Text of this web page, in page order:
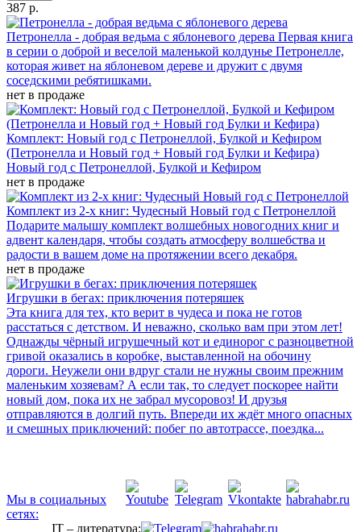
387 р.
Петронелла - добрая ведьма с яблоневого дерева Первая книга
в серии о доброй и веселой маленькой колдунье Петронелле,
которая живет на яблоневом дереве и дружит с двумя
соседскими ребятишками.
нет в продаже
Комплект: Новый год с Петронеллой, Булкой и Кефиром
(Петронелла и Новый год + Новый год Булки и Кефира)
Новый год с Петронеллой, Булкой и Кефиром
нет в продаже
Комплект из 2-х книг: Чудесный Новый год с Петронеллой
Подарите малышу комплект волшебных новогодних книг и
адвент календаря, чтобы создать атмосферу волшебства и
радости в вашем доме на протяжении всего декабря.
нет в продаже
Игрушки в бегах: приключения потеряшек
Эта книга для тех, кто верит в чудеса и пока не готов
расстаться с детством. И неважно, сколько вам при этом лет!
Однажды чёрный игрушечный кот и единорог с разноцветной
гривой оказались в коробке, выставленной на обочину
дороги. Неужели они вдруг стали не нужны своим прежним
маленьким хозяевам? А если так, то следует поскорее найти
новый дом, пока их не забрал мусоровоз! И друзья
отправляются в долгий путь. Впереди их ждёт много опасных
и смешных приключений: побег по автотрассе, поездка...
Мы в социальных
сетях:
IT – литература: